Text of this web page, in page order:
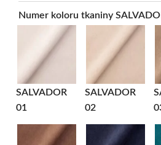
Numer koloru tkaniny
SALVADOR
01
SALVADOR
02